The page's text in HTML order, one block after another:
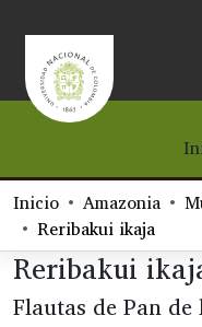
¿Qué es Eetane?
Comunidades
Navegar
Estadísticas
Inicio
Amazonia
Reribakui ikaja
Reribakui
Flautas de Pan